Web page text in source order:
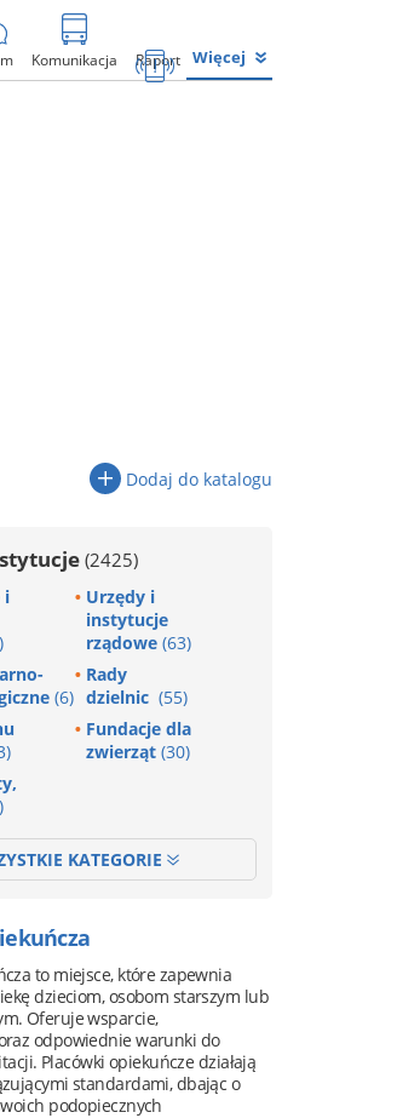
Komunikacja Raport Więcej
Dodaj do katalogu
(2425)
i
Urzędy i
instytucje
rządowe (63)
(6)
Rady
dzielnic (55)
Fundacje dla
zwierząt (30)
KATEGORIE
to miejsce, które zapewnia
dzieciom, osobom starszym lub
Oferuje wsparcie,
odpowiednie warunki do
Placówki opiekuńcze działają
standardami, dbając o
podopiecznych